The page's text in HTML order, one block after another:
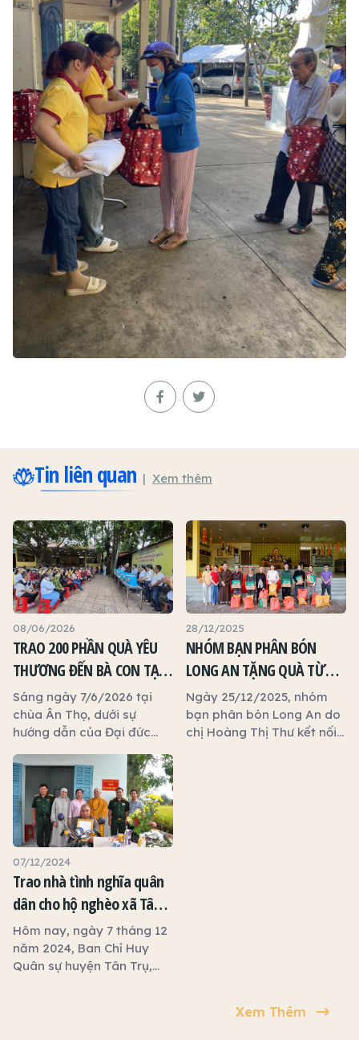
Tin liên quan Xem thêm
08/06/2026
TRAO 200 PHẦN QUÀ YÊU
THƯƠNG ĐẾN BÀ CON TẠI
CHÙA ÂN THỌ
Sáng ngày 7/6/2026 tại
chùa Ân Thọ, dưới sự
hướng dẫn của Đại đức
– Chủ tịch Hội đồng Thành
viên công ty Phúc Ngọc
Anh cùng các cộng sự đã
trao tặng 200 phần quà an
sinh xã hội đến các hộ gia
đình trên địa bàn. Mỗi
phần quà gồm các nhu
yếu phẩm thiết yếu phục
vụ đời sống hằng ngày,
khoảng 350.000 đồng, tổng
trị giá đợt phát quà là 70
triệu đồng.
28/12/2025
NHÓM BẠN PHÂN BÓN
LONG AN TẶNG QUÀ TỪ
THIỆN TẠI CHÙA ÂN THỌ
Ngày 25/12/2025, nhóm
bạn phân bón Long An do
chị Hoàng Thị Thư kết nối
07/12/2024
Trao nhà tình nghĩa quân
dân cho hộ nghèo xã Tân
Phước Tây huyên Tân Trụ
tỉnh Long An
Hôm nay, ngày 7 tháng 12
năm 2024, Ban Chỉ Huy
Quân sự huyện Tân Trụ,
Xem Thêm